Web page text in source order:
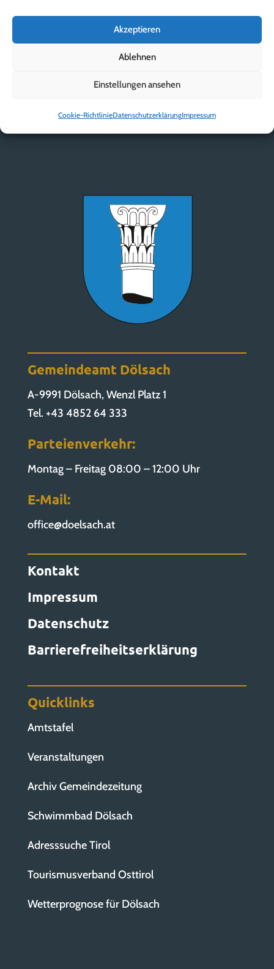
Akzeptieren
Ablehnen
Einstellungen ansehen
Cookie-RichtlinieDatenschutzerklärungImpressum
Gemeindeamt Dölsach
A-9991 Dölsach, Wenzl Platz 1
Tel. +43 4852 64 333
Parteienverkehr:
Montag – Freitag 08:00 – 12:00 Uhr
E-Mail:
office@doelsach.at
Kontakt
Impressum
Datenschutz
Barrierefreiheitserklärung
Quicklinks
Amtstafel
Veranstaltungen
Archiv Gemeindezeitung
Schwimmbad Dölsach
Adresssuche Tirol
Tourismusverband Osttirol
Wetterprognose für Dölsach